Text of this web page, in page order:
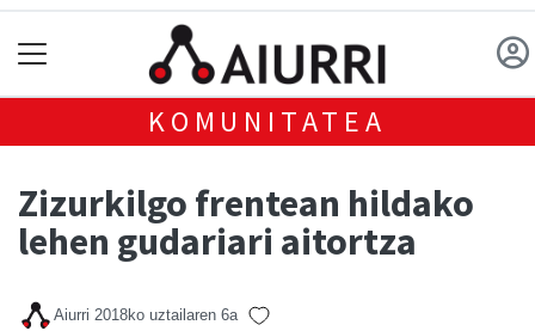
KOMUNITATEA
Zizurkilgo frentean hildako
lehen gudariari aitortza
Aiurri 2018ko uztailaren 6a